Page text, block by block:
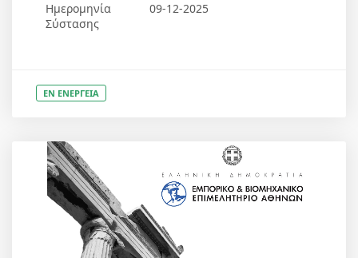
Ημερομηνία
Σύστασης
09-12-2025
ΕΝ ΕΝΕΡΓΕΙΑ